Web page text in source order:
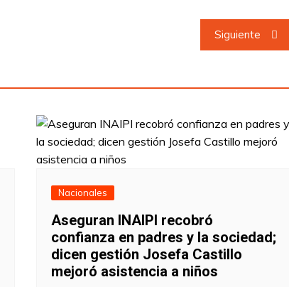
Siguiente
Nacionales
Aseguran INAIPI recobró
confianza en padres y la sociedad;
dicen gestión Josefa Castillo
mejoró asistencia a niños